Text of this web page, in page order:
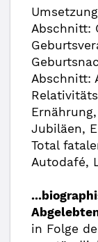
Abschnitt:
Abschnitt:
Jubiläen,
Total
Autodafé,
in Folge